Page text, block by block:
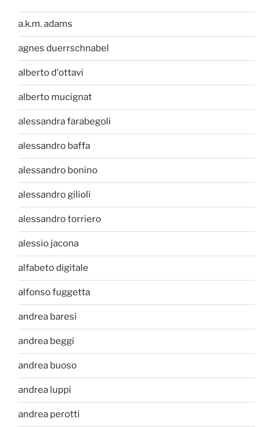
a.k.m. adams
agnes duerrschnabel
alberto d'ottavi
alberto mucignat
alessandra farabegoli
alessandro baffa
alessandro bonino
alessandro gilioli
alessandro torriero
alessio jacona
alfabeto digitale
alfonso fuggetta
andrea baresi
andrea beggi
andrea buoso
andrea luppi
andrea perotti